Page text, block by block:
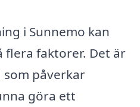
i Sunnemo kan
flera faktorer. Det är
påverkar
göra ett